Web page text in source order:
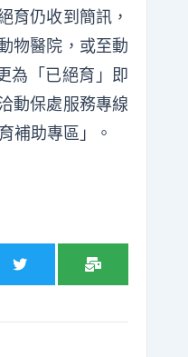
育仍收到簡訊，
物醫院，或至動
為「已絕育」即
動保處服務專線
補助專區」。